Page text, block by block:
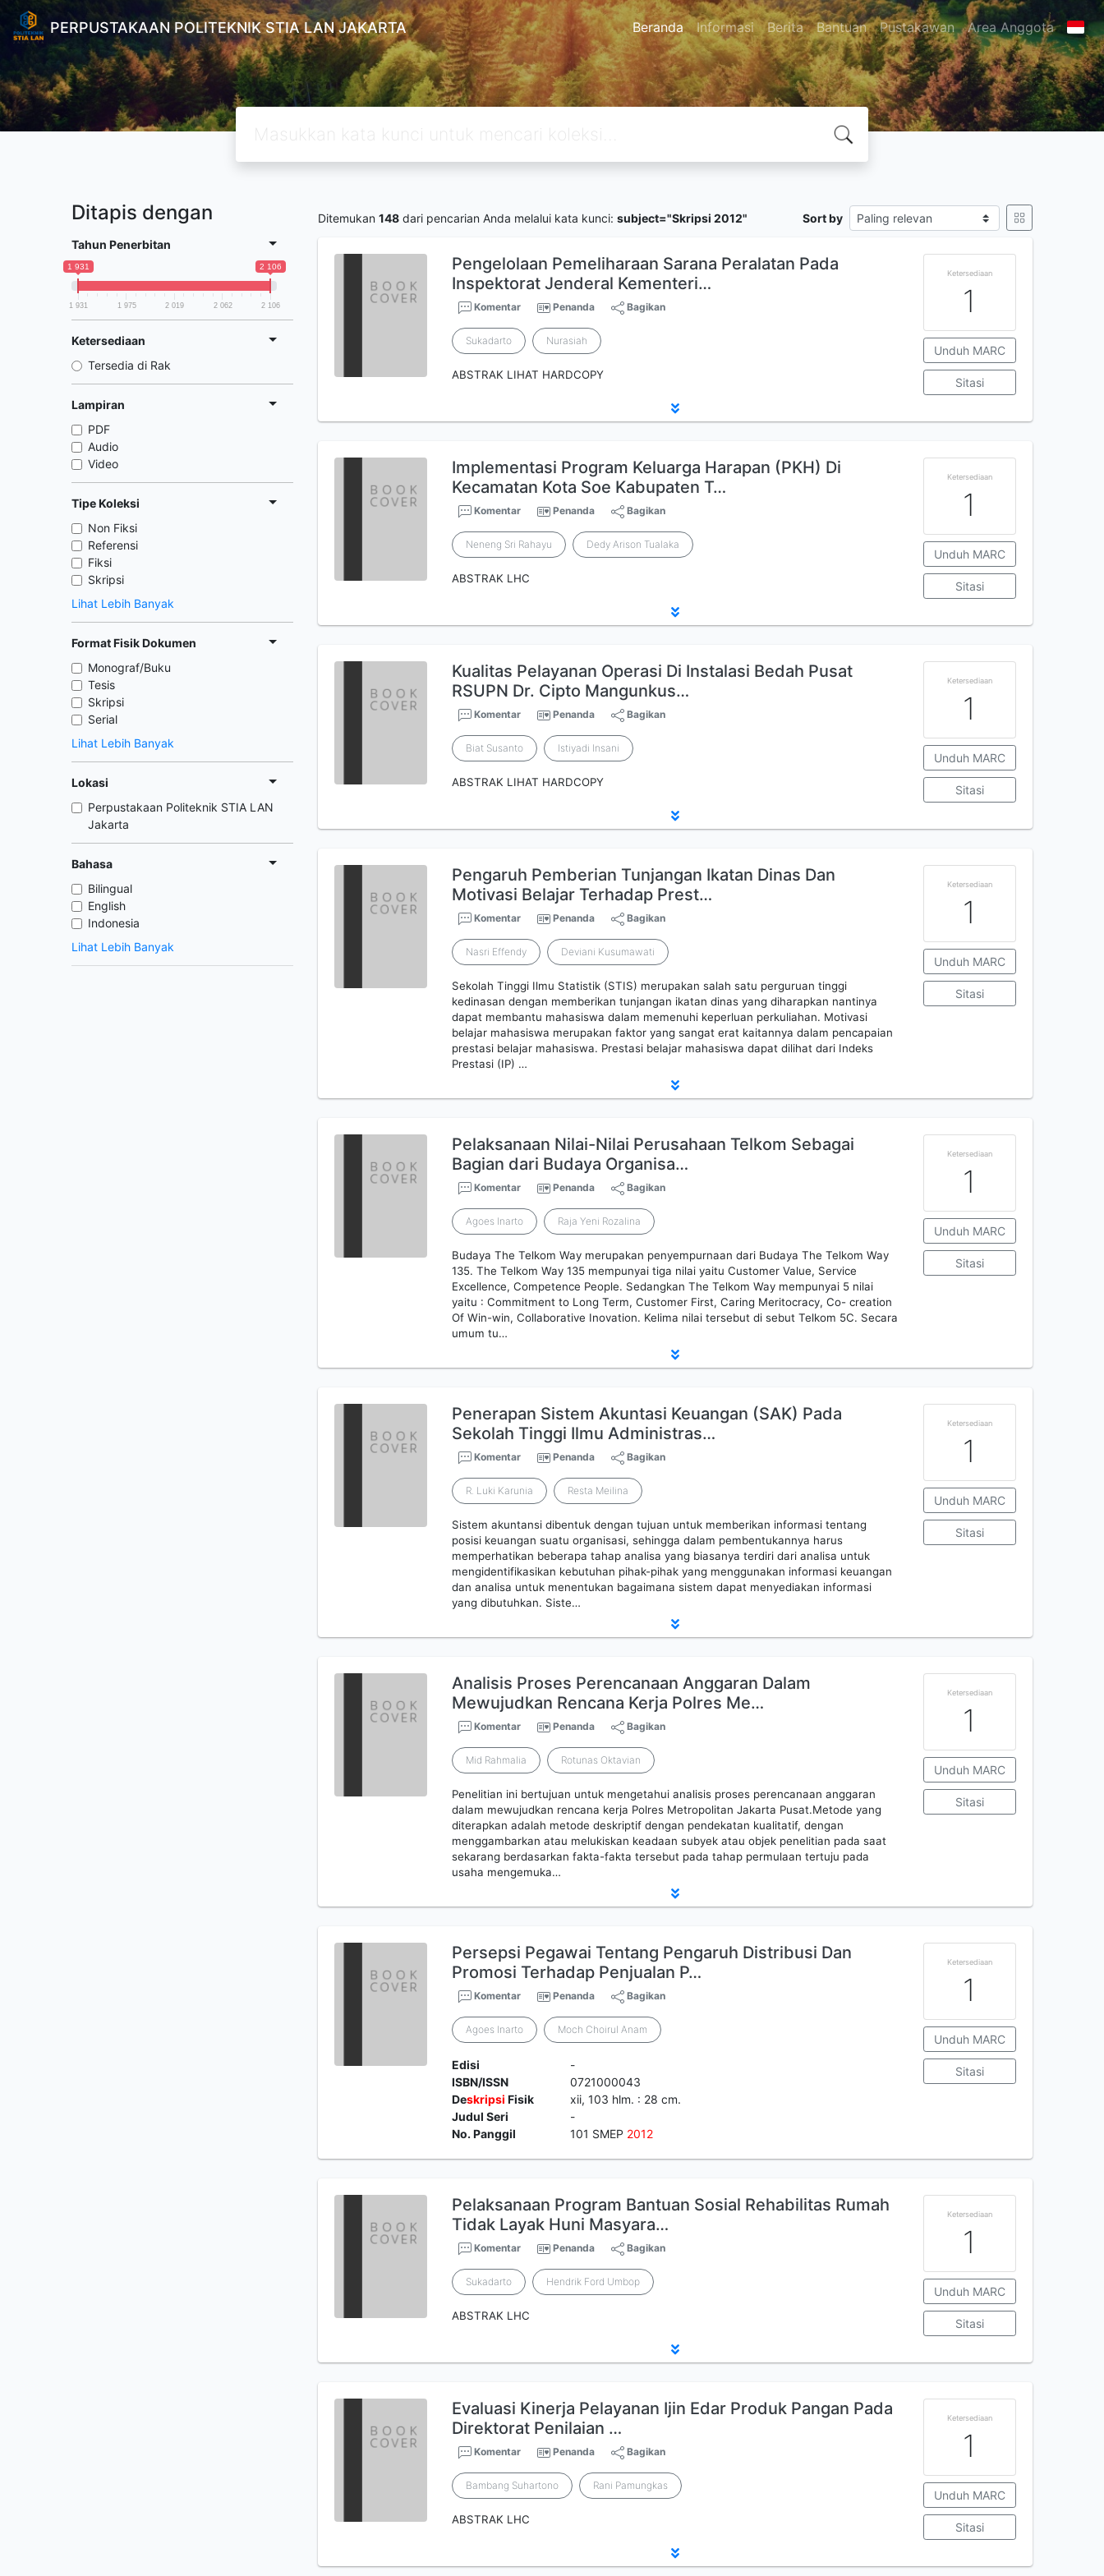
PERPUSTAKAAN POLITEKNIK STIA LAN JAKARTA Beranda Informasi Berita Bantuan Pustakawan Area Anggota
Ditapis dengan
Tahun Penerbitan
1 931 2 106
1 931 1 975 2 019 2 062 2 106
Ketersediaan
Tersedia di Rak
Lampiran
PDF
Audio
Video
Tipe Koleksi
Non Fiksi
Referensi
Fiksi
Skripsi
Lihat Lebih Banyak
Format Fisik Dokumen
Monograf/Buku
Tesis
Skripsi
Serial
Lihat Lebih Banyak
Lokasi
Perpustakaan Politeknik STIA LAN
Jakarta
Bahasa
Bilingual
English
Indonesia
Lihat Lebih Banyak
Ditemukan 148 dari pencarian Anda melalui kata kunci: subject="Skripsi 2012" Sort by
Pengelolaan Pemeliharaan Sarana Peralatan Pada
Inspektorat Jenderal Kementeri…
Komentar Penanda Bagikan
Sukadarto Nurasiah
ABSTRAK LIHAT HARDCOPY
Ketersediaan
1
Unduh MARC
Sitasi
Implementasi Program Keluarga Harapan (PKH) Di
Kecamatan Kota Soe Kabupaten T…
Komentar Penanda Bagikan
Neneng Sri Rahayu Dedy Arison Tualaka
ABSTRAK LHC
Ketersediaan
1
Unduh MARC
Sitasi
Kualitas Pelayanan Operasi Di Instalasi Bedah Pusat
RSUPN Dr. Cipto Mangunkus…
Komentar Penanda Bagikan
Biat Susanto Istiyadi Insani
ABSTRAK LIHAT HARDCOPY
Ketersediaan
1
Unduh MARC
Sitasi
Pengaruh Pemberian Tunjangan Ikatan Dinas Dan
Motivasi Belajar Terhadap Prest…
Komentar Penanda Bagikan
Nasri Effendy Deviani Kusumawati
Sekolah Tinggi Ilmu Statistik (STIS) merupakan salah satu perguruan tinggi
kedinasan dengan memberikan tunjangan ikatan dinas yang diharapkan nantinya
dapat membantu mahasiswa dalam memenuhi keperluan perkuliahan. Motivasi
belajar mahasiswa merupakan faktor yang sangat erat kaitannya dalam pencapaian
prestasi belajar mahasiswa. Prestasi belajar mahasiswa dapat dilihat dari Indeks
Prestasi (IP) …
Ketersediaan
1
Unduh MARC
Sitasi
Pelaksanaan Nilai-Nilai Perusahaan Telkom Sebagai
Bagian dari Budaya Organisa…
Komentar Penanda Bagikan
Agoes Inarto Raja Yeni Rozalina
Budaya The Telkom Way merupakan penyempurnaan dari Budaya The Telkom Way
135. The Telkom Way 135 mempunyai tiga nilai yaitu Customer Value, Service
Excellence, Competence People. Sedangkan The Telkom Way mempunyai 5 nilai
yaitu : Commitment to Long Term, Customer First, Caring Meritocracy, Co- creation
Of Win-win, Collaborative Inovation. Kelima nilai tersebut di sebut Telkom 5C. Secara
umum tu…
Ketersediaan
1
Unduh MARC
Sitasi
Penerapan Sistem Akuntasi Keuangan (SAK) Pada
Sekolah Tinggi Ilmu Administras…
Komentar Penanda Bagikan
R. Luki Karunia Resta Meilina
Sistem akuntansi dibentuk dengan tujuan untuk memberikan informasi tentang
posisi keuangan suatu organisasi, sehingga dalam pembentukannya harus
memperhatikan beberapa tahap analisa yang biasanya terdiri dari analisa untuk
mengidentifikasikan kebutuhan pihak-pihak yang menggunakan informasi keuangan
dan analisa untuk menentukan bagaimana sistem dapat menyediakan informasi
yang dibutuhkan. Siste…
Ketersediaan
1
Unduh MARC
Sitasi
Analisis Proses Perencanaan Anggaran Dalam
Mewujudkan Rencana Kerja Polres Me…
Komentar Penanda Bagikan
Mid Rahmalia Rotunas Oktavian
Penelitian ini bertujuan untuk mengetahui analisis proses perencanaan anggaran
dalam mewujudkan rencana kerja Polres Metropolitan Jakarta Pusat.Metode yang
diterapkan adalah metode deskriptif dengan pendekatan kualitatif, dengan
menggambarkan atau melukiskan keadaan subyek atau objek penelitian pada saat
sekarang berdasarkan fakta-fakta tersebut pada tahap permulaan tertuju pada
usaha mengemuka…
Ketersediaan
1
Unduh MARC
Sitasi
Persepsi Pegawai Tentang Pengaruh Distribusi Dan
Promosi Terhadap Penjualan P…
Komentar Penanda Bagikan
Agoes Inarto Moch Choirul Anam
Edisi
-
ISBN/ISSN
0721000043
Deskripsi Fisik
xii, 103 hlm. : 28 cm.
Judul Seri
-
No. Panggil
101 SMEP 2012
Ketersediaan
1
Unduh MARC
Sitasi
Pelaksanaan Program Bantuan Sosial Rehabilitas Rumah
Tidak Layak Huni Masyara…
Komentar Penanda Bagikan
Sukadarto Hendrik Ford Umbop
ABSTRAK LHC
Ketersediaan
1
Unduh MARC
Sitasi
Evaluasi Kinerja Pelayanan Ijin Edar Produk Pangan Pada
Direktorat Penilaian …
Komentar Penanda Bagikan
Bambang Suhartono Rani Pamungkas
ABSTRAK LHC
Ketersediaan
1
Unduh MARC
Sitasi